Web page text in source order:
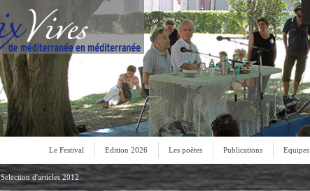
Le Festival Edition 2026 Les poètes Publications Equipes
Selection d'articles 2012